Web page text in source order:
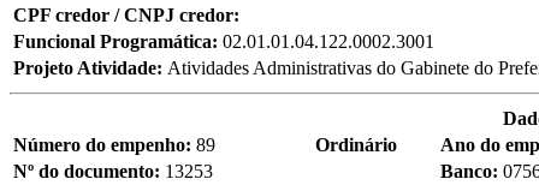
CPF credor / CNPJ credor:
Funcional Programática: 02.01.01.04.122.0002.3001
Projeto Atividade: Atividades Administrativas do Gabinete do
Número do empenho: 89 Ordinário
Ano do
Nº do documento: 13253 Banco: